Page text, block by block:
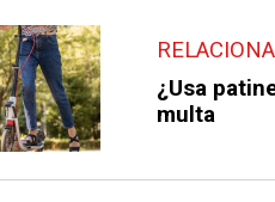
¿Usa
multa